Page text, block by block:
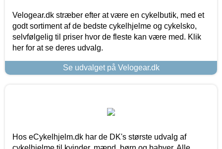
Velogear.dk stræber efter at være en cykelbutik, med et
godt sortiment af de bedste cykelhjelme og cykelsko,
selvfølgelig til priser hvor de fleste kan være med. Klik
her for at se deres udvalg.
Se udvalget på Velogear.dk
Hos eCykelhjelm.dk har de DK's største udvalg af